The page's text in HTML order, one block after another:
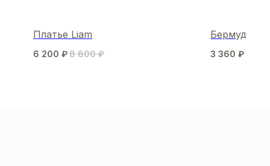
Платье Liam
6 200 ₽8 800 ₽
Бермуды
3 360 ₽